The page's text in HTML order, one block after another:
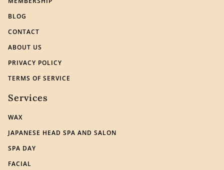
BLOG
CONTACT
ABOUT US
PRIVACY POLICY
TERMS OF SERVICE
Services
WAX
JAPANESE HEAD SPA AND SALON
SPA DAY
FACIAL